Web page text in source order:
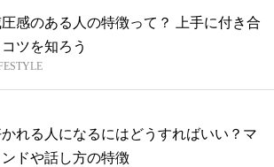
圧感のある人の特徴って？ 上手に付き合
コツを知ろう
れる人になるにはどうすればいい？マ
ンドや話し方の特徴